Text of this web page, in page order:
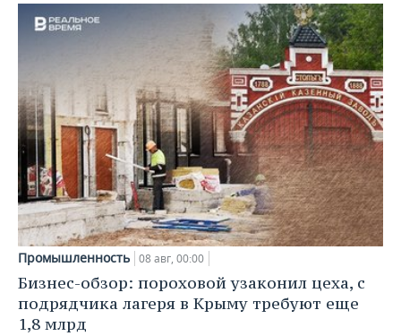
Промышленность 08 авг, 00:00
Бизнес-обзор: пороховой узаконил цеха, с
подрядчика лагеря в Крыму требуют еще
1,8 млрд